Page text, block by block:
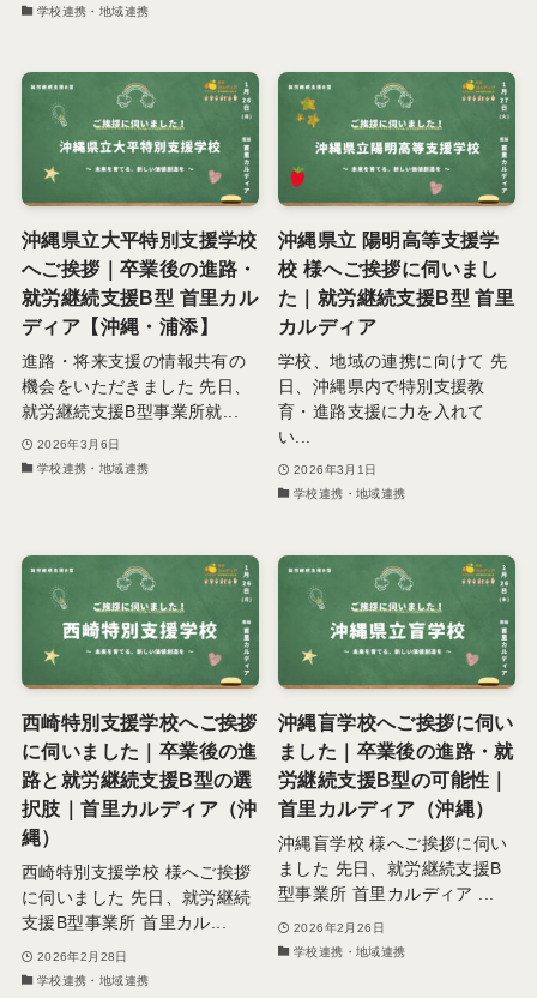
学校連携・地域連携
沖縄県立大平特別支援学校
へご挨拶｜卒業後の進路・
就労継続支援B型 首里カル
ディア【沖縄・浦添】
進路・将来支援の情報共有の
機会をいただきました 先日、
就労継続支援B型事業所就...
2026年3月6日
学校連携・地域連携
沖縄県立 陽明高等支援学
校 様へご挨拶に伺いまし
た｜就労継続支援B型 首里
カルディア
学校、地域の連携に向けて 先
日、沖縄県内で特別支援教
育・進路支援に力を入れて
い...
2026年3月1日
学校連携・地域連携
西崎特別支援学校へご挨拶
に伺いました｜卒業後の進
路と就労継続支援B型の選
択肢｜首里カルディア（沖
縄）
西崎特別支援学校 様へご挨拶
に伺いました 先日、就労継続
支援B型事業所 首里カル...
2026年2月28日
学校連携・地域連携
沖縄盲学校へご挨拶に伺い
ました｜卒業後の進路・就
労継続支援B型の可能性｜
首里カルディア（沖縄）
沖縄盲学校 様へご挨拶に伺い
ました 先日、就労継続支援B
型事業所 首里カルディア ...
2026年2月26日
学校連携・地域連携